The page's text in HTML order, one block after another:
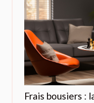
Frais bousiers :